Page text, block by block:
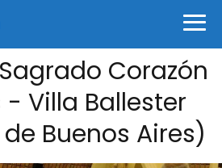
Corazón
- Villa Ballester
Buenos Aires)